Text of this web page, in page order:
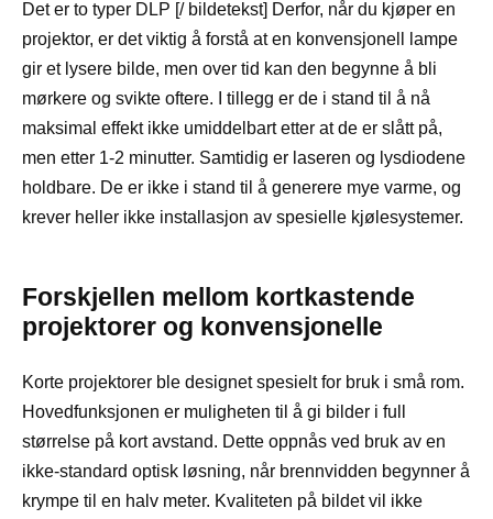
Det er to typer DLP [/ bildetekst] Derfor, når du kjøper en
projektor, er det viktig å forstå at en konvensjonell lampe
gir et lysere bilde, men over tid kan den begynne å bli
mørkere og svikte oftere. I tillegg er de i stand til å nå
maksimal effekt ikke umiddelbart etter at de er slått på,
men etter 1-2 minutter. Samtidig er laseren og lysdiodene
holdbare. De er ikke i stand til å generere mye varme, og
krever heller ikke installasjon av spesielle kjølesystemer.
Forskjellen mellom kortkastende
projektorer og konvensjonelle
Korte projektorer ble designet spesielt for bruk i små rom.
Hovedfunksjonen er muligheten til å gi bilder i full
størrelse på kort avstand. Dette oppnås ved bruk av en
ikke-standard optisk løsning, når brennvidden begynner å
krympe til en halv meter. Kvaliteten på bildet vil ikke